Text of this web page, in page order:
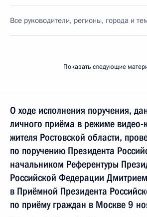
Все руководители, регионы, города и
Показать следующие
О ходе исполнения поручения,
личного приёма в режиме видео-
жителя Ростовской области,
по поручению Президента
начальником Референтуры
Российской Федерации
в Приёмной Президента
по приёму граждан в Москве 9